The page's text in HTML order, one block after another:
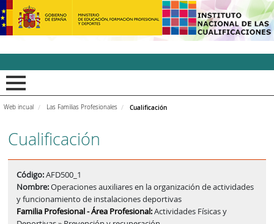
INCUAl - Instituto
Web incual Las Familias Profesionales Cualificación
Cualificación
Código:AFD500_1
Nombre:Operaciones auxiliares en la organización de actividades
y funcionamiento de instalaciones deportivas
Familia Profesional - Área Profesional:Actividades Físicas y